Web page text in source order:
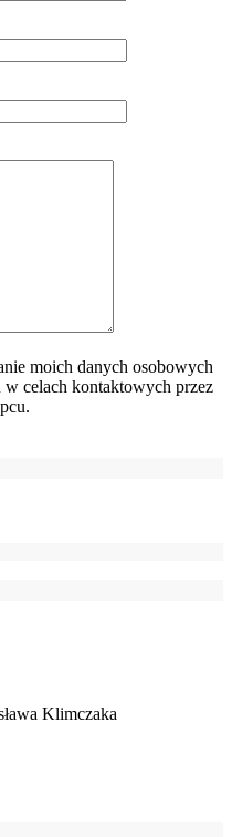
moich danych osobowych
celach kontaktowych przez
Klimczaka